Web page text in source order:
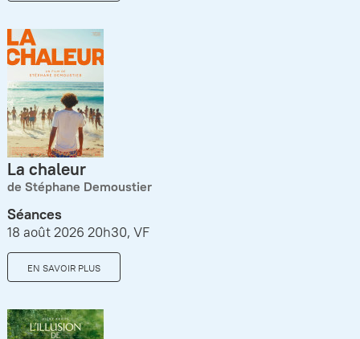
La chaleur
de Stéphane Demoustier
Séances
18 août 2026 20h30, VF
EN SAVOIR PLUS